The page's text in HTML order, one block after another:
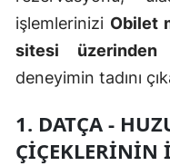
işlemlerinizi Obilet
sitesi üzerinden
deneyimin tadını
1. DATÇA -
ÇIÇEKLERININ